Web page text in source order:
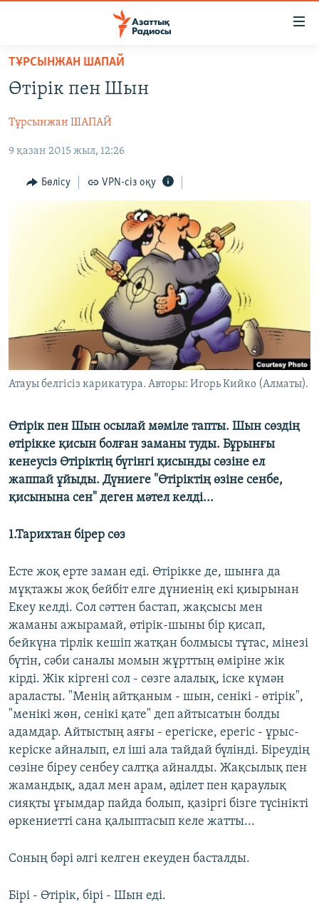
Skip
main
Skip
to
Navigation
САЯСАТ
AZATTYQTV
ҚАҢТАР ОҚИҒАСЫ
АДАМ ҚҰҚЫҚТАРЫ
ӘЛЕУМЕТ
АРНАЙЫ ЖОБАЛАР
ЖАЗЫЛЫҢЫЗ
ТҰРСЫНЖАН ШАПАЙ
Өтірік пен Шын
Тұрсынжан ШАПАЙ
9 қазан 2015 жыл, 12:26
Бөлісу VPN-сіз оқу
Атауы белгісіз карикатура. Авторы: Игорь Кийко (Алматы).
Өтірік пен Шын осылай мәміле тапты. Шын сөздің
өтірікке қисын болған заманы туды. Бұрынғы
кенеусіз Өтіріктің бүгінгі қисынды сөзіне ел
жаппай ұйыды. Дүниеге "Өтіріктің өзіне сенбе,
қисынына сен" деген мәтел келді...
1.Тариxтан бірер сөз
Есте жоқ ерте заман еді. Өтірікке де, шынға да
мұқтажы жоқ бейбіт елге дүниенің екі қиырынан
Екеу келді. Сол сәттен бастап, жақсысы мен
жаманы ажырамай, өтірік-шыны бір қисап,
бейкүна тірлік кешіп жатқан болмысы тұтас, мінезі
бүтін, сәби саналы момын жұрттың өміріне жік
кірді. Жік кіргені сол - сөзге алалық, іске күмән
араласты. "Менің айтқаным - шын, сенікі - өтірік",
"менікі жөн, сенікі қате" деп айтысатын болды
адамдар. Айтыстың аяғы - ерегіске, ерегіс - ұрыс-
керіске айналып, ел іші ала тайдай бүлінді. Біреудің
сөзіне біреу сенбеу салтқа айналды. Жақсылық пен
жамандық, адал мен арам, әділет пен қараулық
сияқты ұғымдар пайда болып, қазіргі бізге түсінікті
өркениетті сана қалыптасып келе жатты...
Соның бәрі әлгі келген екеуден басталды.
Бірі - Өтірік, бірі - Шын еді.